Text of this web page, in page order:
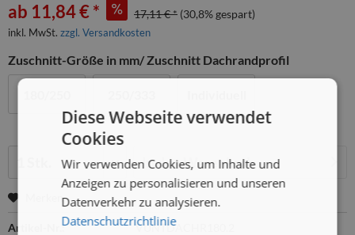
ab 11,84 € * 17,11 € * (30,8% gespart)
inkl. MwSt. zzgl. Versandkosten
Zuschnitt-Größe in mm/ Zuschnitt Dachrandprofil
In denWarenkorb
Merken
Artikel-Nr.:
VUNTDACHR180.2
Diese Webseite verwendet
Cookies
Wir verwenden Cookies, um Inhalte und
Anzeigen zu personalisieren und unseren
Datenverkehr zu analysieren.
Datenschutzrichtlinie